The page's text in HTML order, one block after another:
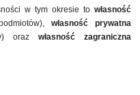
w tym okresie to własność
własność prywatna
oraz własność zagraniczna